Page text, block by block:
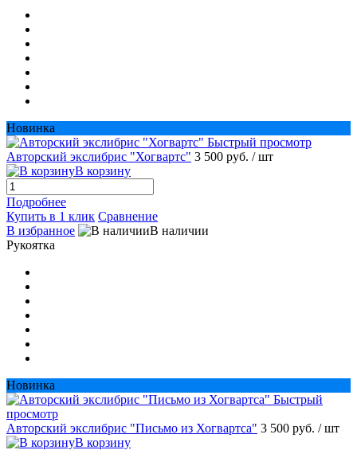
Новинка
Быстрый просмотр
Авторский экслибрис "Хогвартс" 3 500 руб. / шт
В корзину
Подробнее
Купить в 1 клик Сравнение
В избранное
В наличии
Рукоятка
Новинка
Быстрый
просмотр
Авторский экслибрис "Письмо из Хогвартса" 3 500 руб. / шт
В корзину